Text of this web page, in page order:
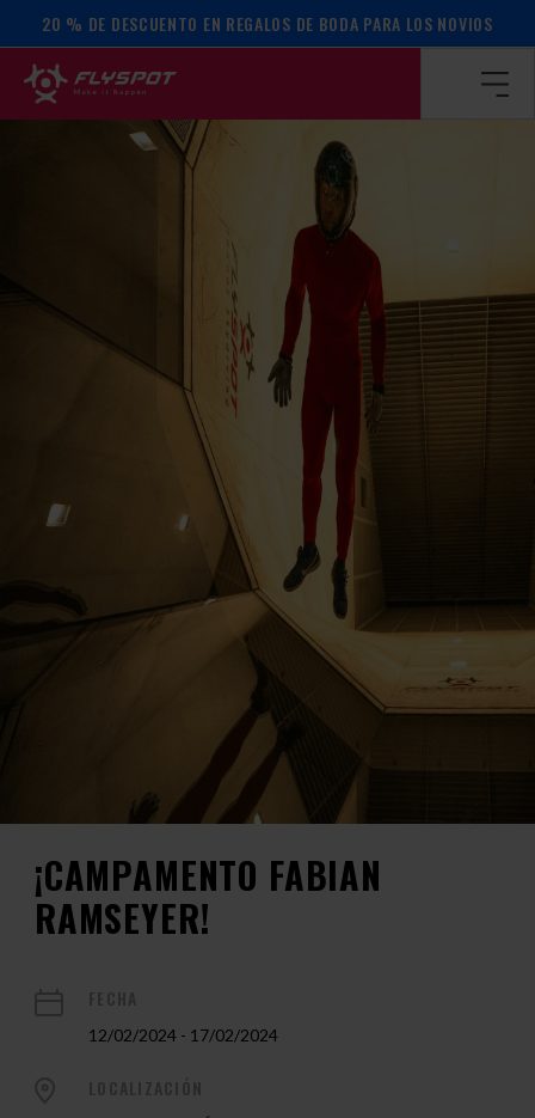
20 % DE DESCUENTO EN REGALOS DE BODA PARA LOS NOVIOS
Página de inicio / Calendario de actos / ¡Campamento
¡CAMPAMENTO FABIAN
RAMSEYER!
12/02/2024 - 17/02/2024